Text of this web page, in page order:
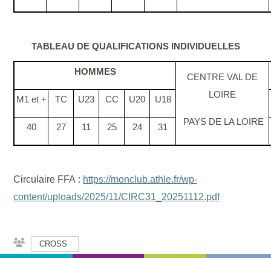
TABLEAU DE QUALIFICATIONS INDIVIDUELLES
HOMMES
CENTRE VAL DE
LOIRE
PAYS DE LA LOIRE
M1 et + TC U23 CC U20 U18
40 27 11 25 24 31
Circulaire FFA : https://monclub.athle.fr/wp-
content/uploads/2025/11/CIRC31_20251112.pdf
CROSS